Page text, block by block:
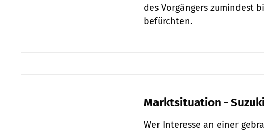
des Vorgängers zumindest
befürchten.
Marktsituation -
Wer Interesse an einer